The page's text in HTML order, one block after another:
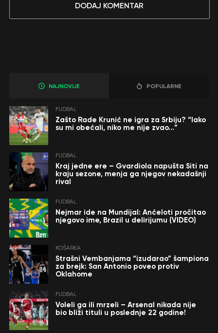
DODAJ KOMENTAR
NAJNOVIJE POPULARNE
FUDBAL
Zašto Rade Krunić ne igra za Srbiju? “Iako
su mi obećali, niko me nije zvao…”
FUDBAL
Kraj jedne ere – Gvardiola napušta Siti na
kraju sezone, menja ga njegov nekadašnji
rival
FUDBAL
Nejmar ide na Mundijal: Anćeloti pročitao
njegovo ime, Brazil u delirijumu (VIDEO)
KOŠARKA
Strašni Vembanjama “izudarao” šampiona
za brejk: San Antonio poveo protiv
Oklahome
FUDBAL
Voleli ga ili mrzeli – Arsenal nikada nije
bio bliži tituli u poslednje 22 godine!